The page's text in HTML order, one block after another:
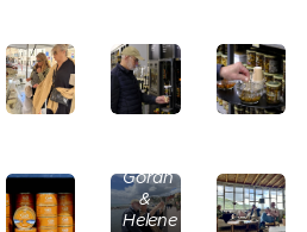
Göran
&
Helene